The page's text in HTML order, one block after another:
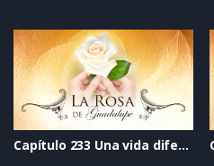
Capítulo 233 Una vida diferente